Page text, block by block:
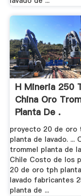
H Mineria 250
China Oro
Planta De .
proyecto 20 de oro
planta de lavado. ...
trommel planta de
Chile Costo de los
20 de oro tph
lavado fabricantes
planta de ...